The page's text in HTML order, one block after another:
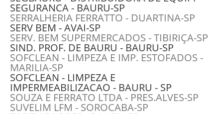
SEGURANCA - BAURU-SP
SERRALHERIA FERRATTO - DUARTINA-SP
SERV BEM - AVAI-SP
SERV. BEM SUPERMERCADOS - TIBIRIÇA-SP
SIND. PROF. DE BAURU - BAURU-SP
SOFCLEAN - LIMPEZA E IMP. ESTOFADOS -
MARILIA-SP
SOFCLEAN - LIMPEZA E
IMPERMEABILIZACAO - BAURU - SP
SOUZA E FERRATO LTDA - PRES.ALVES-SP
SUVELIM LFM - SOROCABA-SP